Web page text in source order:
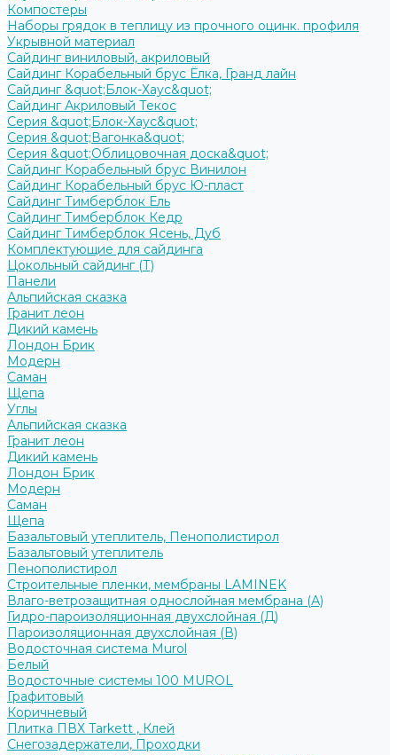
Компостеры
Наборы грядок в теплицу из прочного оцинк. профиля
Укрывной материал
Сайдинг виниловый, акриловый
Сайдинг Корабельный брус Ёлка, Гранд лайн
Сайдинг &quot;Блок-Хаус&quot;
Сайдинг Акриловый Текос
Серия &quot;Блок-Хаус&quot;
Серия &quot;Вагонка&quot;
Серия &quot;Облицовочная доска&quot;
Сайдинг Корабельный брус Винилон
Сайдинг Корабельный брус Ю-пласт
Сайдинг Тимберблок Ель
Сайдинг Тимберблок Кедр
Сайдинг Тимберблок Ясень, Дуб
Комплектующие для сайдинга
Цокольный сайдинг (Т)
Панели
Альпийская сказка
Гранит леон
Дикий камень
Лондон Брик
Модерн
Саман
Щепа
Углы
Альпийская сказка
Гранит леон
Дикий камень
Лондон Брик
Модерн
Саман
Щепа
Базальтовый утеплитель, Пенополистирол
Базальтовый утеплитель
Пенополистирол
Строительные пленки, мембраны LAMINEK
Влаго-ветрозащитная однослойная мембрана (А)
Гидро-пароизоляционная двухслойная (Д)
Пароизоляционная двухслойная (В)
Водосточная система Murol
Белый
Водосточные системы 100 MUROL
Графитовый
Коричневый
Плитка ПВХ Tarkett , Клей
Снегозадержатели, Проходки